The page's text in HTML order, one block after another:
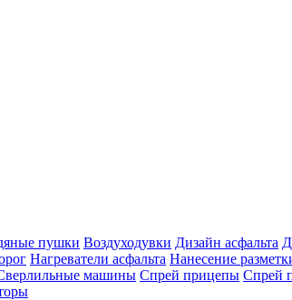
пушки Воздуходувки Дизайн асфальта
Нагреватели асфальта Нанесение
машины Спрей прицепы Спрей